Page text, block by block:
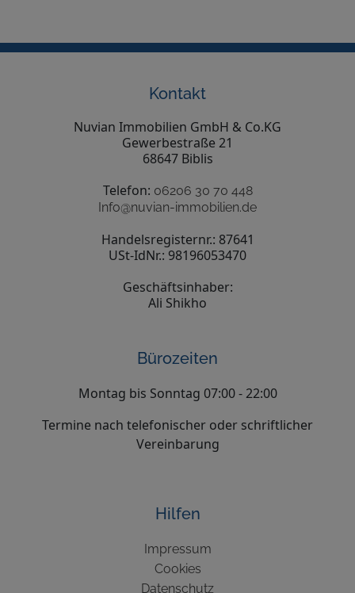
Kontakt
Nuvian Immobilien GmbH & Co.KG
Gewerbestraße 21
68647 Biblis
Telefon: 06206 30 70 448
Info@nuvian-immobilien.de
Handelsregisternr.: 87641
USt-IdNr.: 98196053470
Geschäftsinhaber:
Ali Shikho
Bürozeiten
Montag bis Sonntag 07:00 - 22:00
Termine nach telefonischer oder schriftlicher
Vereinbarung
Hilfen
Impressum
Cookies
Datenschutz